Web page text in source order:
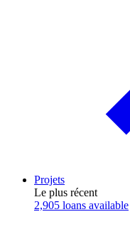
Projets
Le plus récent
2,905 loans available